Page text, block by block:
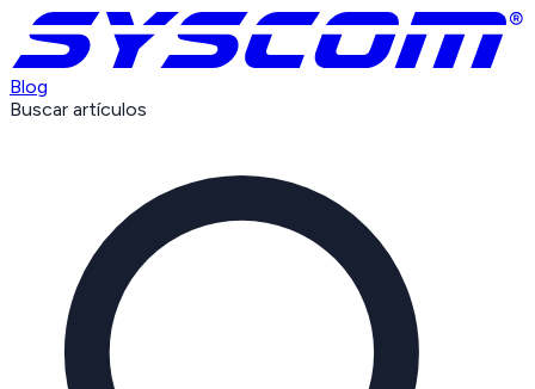
Blog
Buscar artículos